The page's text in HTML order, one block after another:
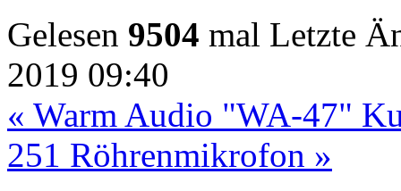
Gelesen 9504 mal Letzte
2019 09:40
« Warm Audio "WA-47"
251 Röhrenmikrofon »